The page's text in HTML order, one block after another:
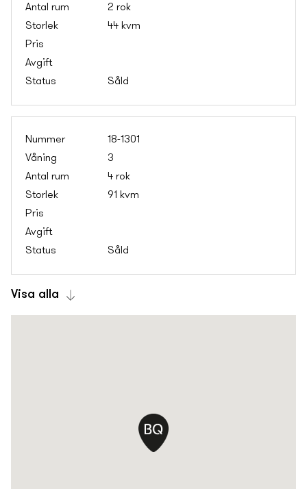
2 rok
44 kvm
Såld
18-1301
3
4 rok
91 kvm
Såld
Visa alla